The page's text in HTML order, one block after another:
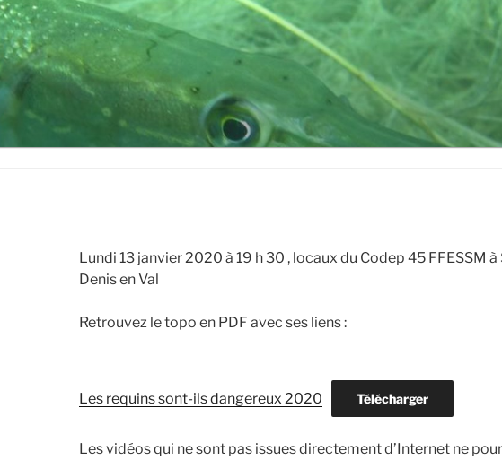
Lundi 13 janvier 2020 à 19 h 30 , locaux du Codep 45 FFESSM à
Denis en Val
Retrouvez le topo en PDF avec ses liens :
Les requins sont-ils dangereux 2020 Télécharger
Les vidéos qui ne sont pas issues directement d’Internet ne